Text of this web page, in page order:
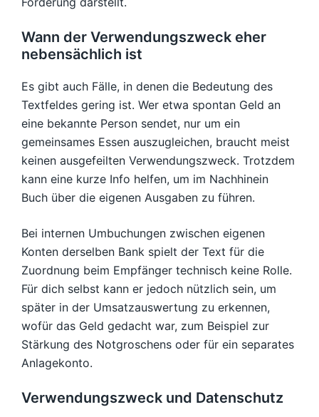
Wann der Verwendungszweck eher
nebensächlich ist
Es gibt auch Fälle, in denen die Bedeutung des
Textfeldes gering ist. Wer etwa spontan Geld an
eine bekannte Person sendet, nur um ein
gemeinsames Essen auszugleichen, braucht meist
keinen ausgefeilten Verwendungszweck. Trotzdem
kann eine kurze Info helfen, um im Nachhinein
Buch über die eigenen Ausgaben zu führen.
Bei internen Umbuchungen zwischen eigenen
Konten derselben Bank spielt der Text für die
Zuordnung beim Empfänger technisch keine Rolle.
Für dich selbst kann er jedoch nützlich sein, um
später in der Umsatzauswertung zu erkennen,
wofür das Geld gedacht war, zum Beispiel zur
Stärkung des Notgroschens oder für ein separates
Anlagekonto.
Verwendungszweck und Datenschutz